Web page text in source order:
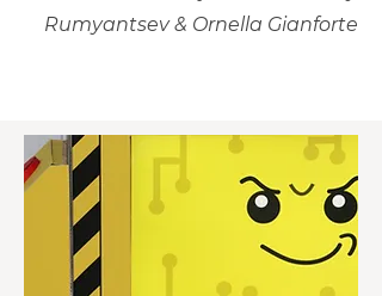
Rumyantsev & Ornella Gianforte